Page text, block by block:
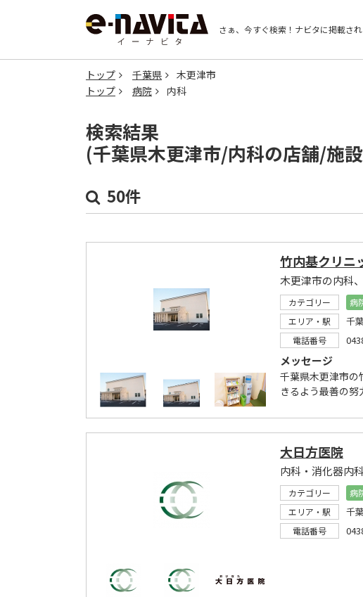
さぁ、今すぐ検索！ ナビタに掲載さ
トップ 千葉県
木更津市
トップ
病院 内科
検索結果
(千葉県木更津市/内科の店舗/施設
50件
竹内基クリニ
木更津市の内科
カテゴリー 病
エリア・駅
千
電話番号
メッセージ
千葉県木更津市の
きるよう最善の努
大日方医院
内科・消化器内
カテゴリー 病
エリア・駅
千
電話番号